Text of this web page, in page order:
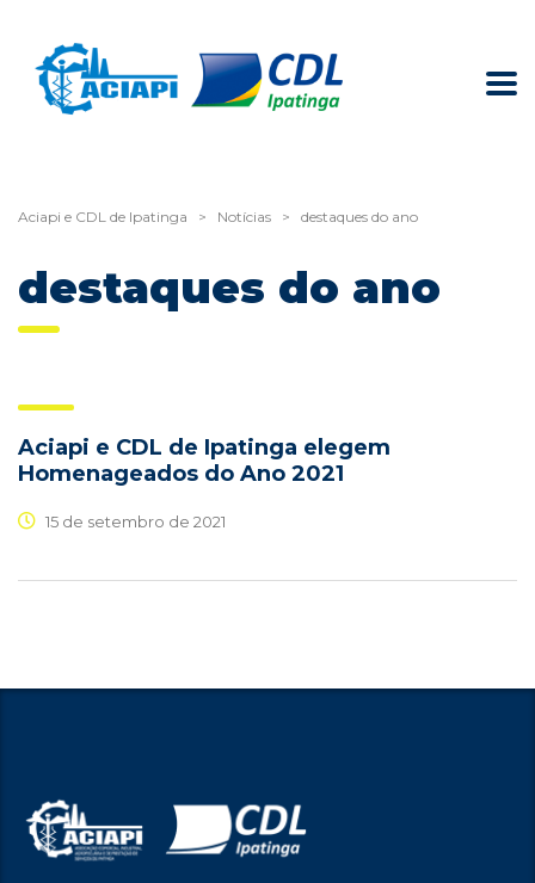
Aciapi e CDL de Ipatinga > Notícias > destaques do ano
destaques do ano
Aciapi e CDL de Ipatinga elegem
Homenageados do Ano 2021
15 de setembro de 2021